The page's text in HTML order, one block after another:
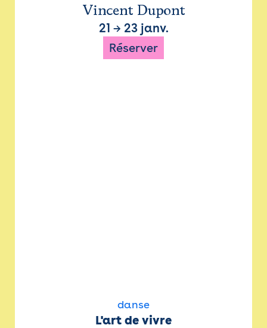
Vincent Dupont
21 → 23 janv.
Réserver
danse
L'art de vivre